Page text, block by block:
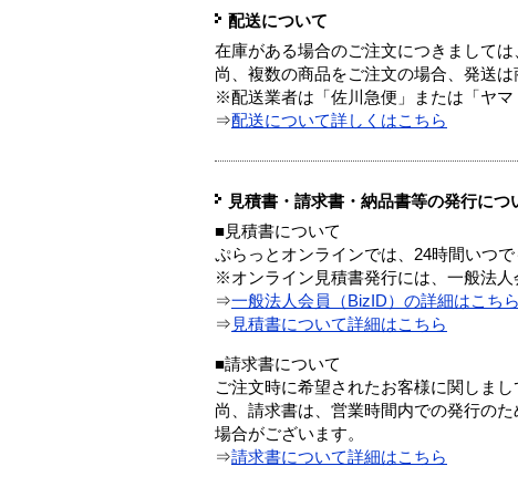
配送について
在庫がある場合のご注文につきまして
尚、複数の商品をご注文の場合、発送
※配送業者は「佐川急便」または「ヤ
⇒配送について詳しくはこちら
見積書・請求書・納品書等の発行につ
■見積書について
ぷらっとオンラインでは、24時間いつ
※オンライン見積書発行には、一般法人
⇒一般法人会員（BizID）の詳細はこちら
⇒ 見積書について詳細はこちら
■請求書について
ご注文時に希望されたお客様に関しま
尚、請求書は、営業時間内での発行の
場合がございます。
⇒請求書について詳細はこちら